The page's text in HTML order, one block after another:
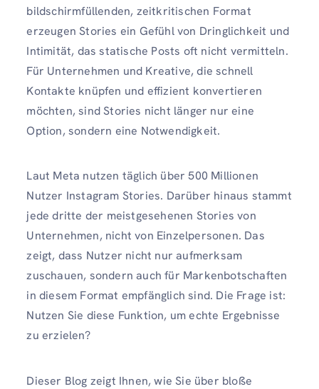
bildschirmfüllenden, zeitkritischen Format
erzeugen Stories ein Gefühl von Dringlichkeit und
Intimität, das statische Posts oft nicht vermitteln.
Für Unternehmen und Kreative, die schnell
Kontakte knüpfen und effizient konvertieren
möchten, sind Stories nicht länger nur eine
Option, sondern eine Notwendigkeit.
Laut Meta nutzen täglich über 500 Millionen
Nutzer Instagram Stories. Darüber hinaus stammt
jede dritte der meistgesehenen Stories von
Unternehmen, nicht von Einzelpersonen. Das
zeigt, dass Nutzer nicht nur aufmerksam
zuschauen, sondern auch für Markenbotschaften
in diesem Format empfänglich sind. Die Frage ist:
Nutzen Sie diese Funktion, um echte Ergebnisse
zu erzielen?
Dieser Blog zeigt Ihnen, wie Sie über bloße